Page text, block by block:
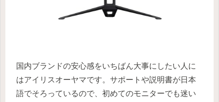
国内ブランドの安心感をいちばん大事にしたい人に
はアイリスオーヤマです。サポートや説明書が日本
語でそろっているので、初めてのモニターでも迷い